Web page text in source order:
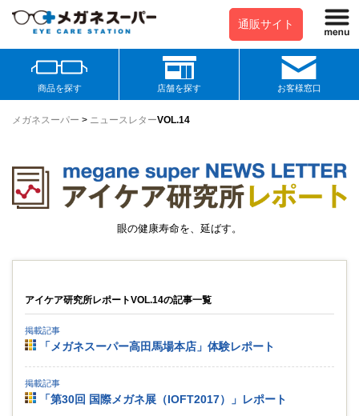
通販サイト
商品を探す 店舗を探す お客様窓口
メガネスーパー > ニュースレターVOL.14
眼の健康寿命を、延ばす。
アイケア研究所レポートVOL.14の記事一覧
掲載記事
「メガネスーパー高田馬場本店」体験レポート
掲載記事
「第30回 国際メガネ展（IOFT2017）」レポート